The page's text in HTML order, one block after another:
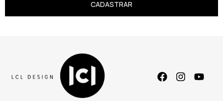
CADASTRAR